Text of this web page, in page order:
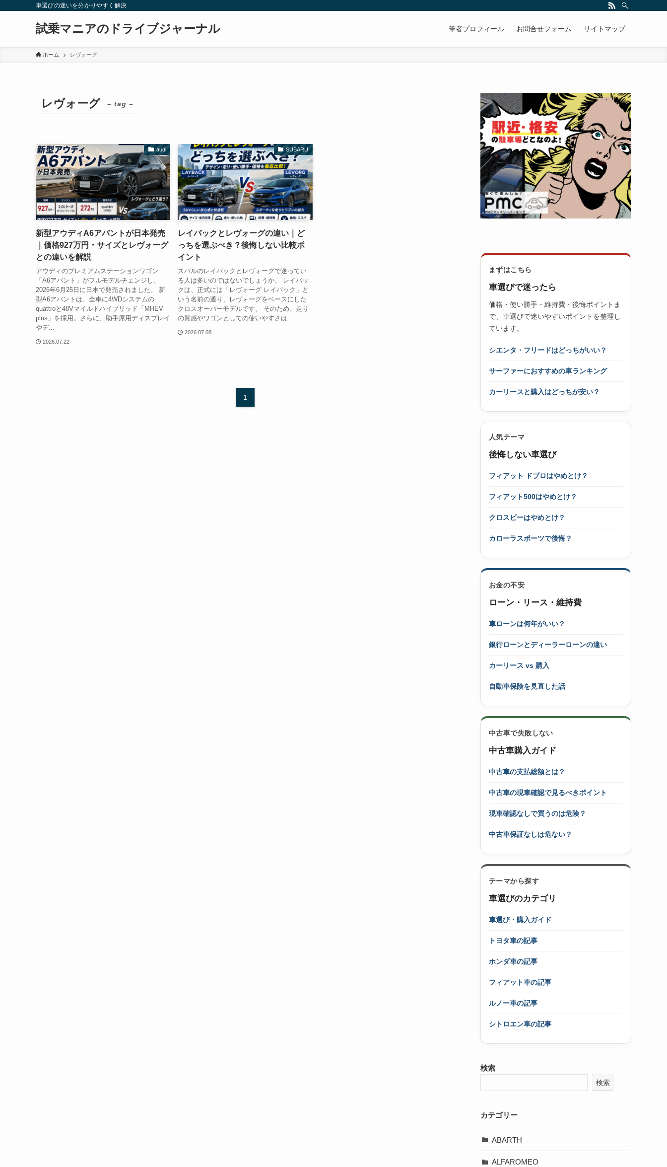
車選びの迷いを分かりやすく解決
試乗マニアのドライブジャーナル 筆者プロフィール お問合せフォーム サイトマップ
ホーム レヴォーグ
レヴォーグ – tag –
audi
新型アウディA6アバントが日本発売
｜価格927万円・サイズとレヴォーグ
との違いを解説
アウディのプレミアムステーションワゴン
「A6アバント」がフルモデルチェンジし、
2026年6月25日に日本で発売されました。 新
型A6アバントは、全車に4WDシステムの
quattroと48Vマイルドハイブリッド「MHEV
plus」を採用。さらに、助手席用ディスプレイ
やデ...
2026.07.22
SUBARU
レイバックとレヴォーグの違い｜ど
っちを選ぶべき？後悔しない比較ポ
イント
スバルのレイバックとレヴォーグで迷ってい
る人は多いのではないでしょうか。 レイバッ
クは、正式には「レヴォーグ レイバック」と
いう名前の通り、レヴォーグをベースにした
クロスオーバーモデルです。 そのため、走り
の質感やワゴンとしての使いやすさは...
2026.07.08
1
まずはこちら
車選びで迷ったら
価格・使い勝手・維持費・後悔ポイントま
で、車選びで迷いやすいポイントを整理し
ています。
シエンタ・フリードはどっちがいい？
サーファーにおすすめの車ランキング
カーリースと購入はどっちが安い？
人気テーマ
後悔しない車選び
フィアット ドブロはやめとけ？
フィアット500はやめとけ？
クロスビーはやめとけ？
カローラスポーツで後悔？
お金の不安
ローン・リース・維持費
車ローンは何年がいい？
銀行ローンとディーラーローンの違い
カーリース vs 購入
自動車保険を見直した話
中古車で失敗しない
中古車購入ガイド
中古車の支払総額とは？
中古車の現車確認で見るべきポイント
現車確認なしで買うのは危険？
中古車保証なしは危ない？
テーマから探す
車選びのカテゴリ
車選び・購入ガイド
トヨタ車の記事
ホンダ車の記事
フィアット車の記事
ルノー車の記事
シトロエン車の記事
検索
検索
カテゴリー
ABARTH
ALFAROMEO